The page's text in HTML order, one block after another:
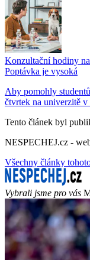
Konzultační hodiny
Poptávka je vysoká
Aby pomohly
čtvrtek na univerzitě v
Tento článek byl
NESPECHEJ.cz -
Všechny články
Vybrali jsme pro vás